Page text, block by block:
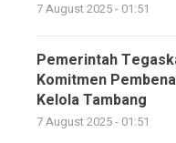
7 August 2025 - 01:51
Pemerintah
Komitmen
Kelola Tambang
7 August 2025 - 01:51